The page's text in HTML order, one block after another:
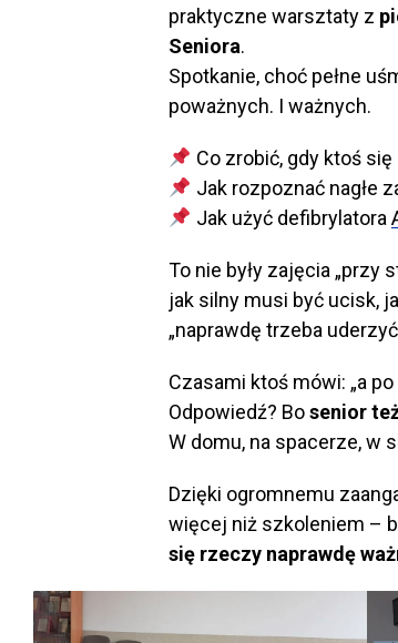
praktyczne warsztaty z
Seniora.
Spotkanie, choć pełne
poważnych. I ważnych.
Co zrobić, gdy ktoś się
Jak rozpoznać nagłe
Jak użyć defibrylatora
To nie były zajęcia „przy
jak silny musi być ucisk,
„naprawdę trzeba
Czasami ktoś mówi: „a
Odpowiedź? Bosenior
W domu, na spacerze, w
Dzięki ogromnemu
więcej niż szkoleniem –
się rzeczy naprawdę